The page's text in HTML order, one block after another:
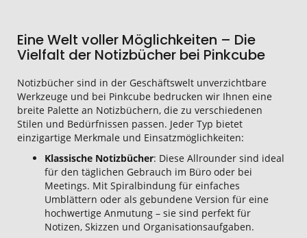
Eine Welt voller Möglichkeiten – Die
Vielfalt der Notizbücher bei Pinkcube
Notizbücher sind in der Geschäftswelt unverzichtbare
Werkzeuge und bei Pinkcube bedrucken wir Ihnen eine
breite Palette an Notizbüchern, die zu verschiedenen
Stilen und Bedürfnissen passen. Jeder Typ bietet
einzigartige Merkmale und Einsatzmöglichkeiten:
Klassische Notizbücher: Diese Allrounder sind ideal
für den täglichen Gebrauch im Büro oder bei
Meetings. Mit Spiralbindung für einfaches
Umblättern oder als gebundene Version für eine
hochwertige Anmutung – sie sind perfekt für
Notizen, Skizzen und Organisationsaufgaben.